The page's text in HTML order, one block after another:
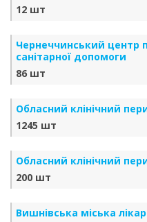
12 шт
Чернеччинський центр
санітарної допомоги
86 шт
Обласний клінічний
1245 шт
Обласний клінічний
200 шт
Вишнівська міська